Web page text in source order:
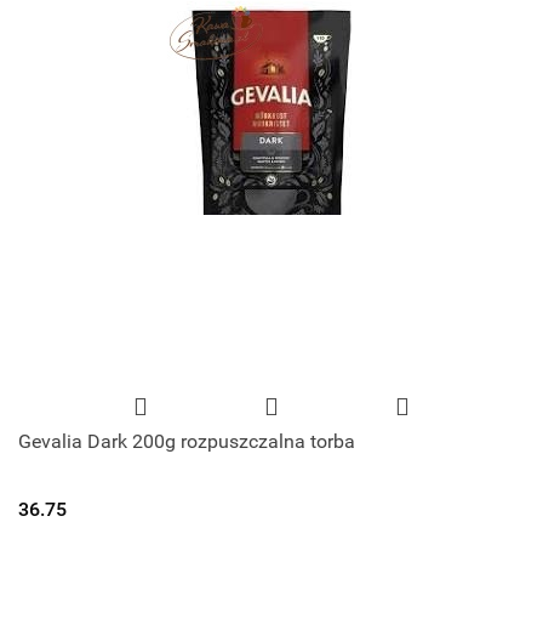
Gevalia Dark 200g rozpuszczalna torba
36.75